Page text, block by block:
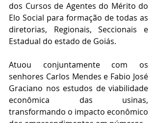
dos Cursos de Agentes do Mérito do
Elo Social para formação de todas as
diretorias, Regionais, Seccionais e
Estadual do estado de Goiás.
Atuou conjuntamente com os
senhores Carlos Mendes e Fabio José
Graciano nos estudos de viabilidade
econômica das usinas,
transformando o impacto econômico